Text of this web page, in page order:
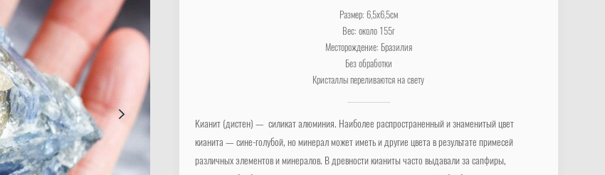
Размер: 6,5х6,5см
Вес: около 155г
Месторождение: Бразилия
Без обработки
Кристаллы переливаются на свету
Кианит (дистен) — силикат алюминия. Наиболее распространенный и знаменитый цвет
кианита — сине-голубой, но минерал может иметь и другие цвета в результате примесей
различных элементов и минералов. В древности кианиты часто выдавали за сапфиры,